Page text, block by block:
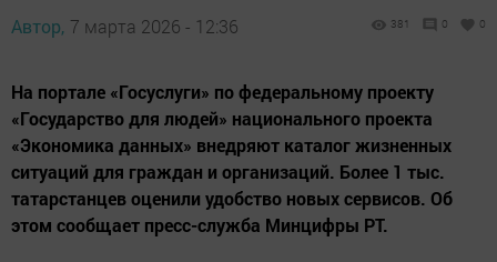
Автор, 7 марта 2026 - 12:36 381 0 0
На портале «Госуслуги» по федеральному проекту
«Государство для людей» национального проекта
«Экономика данных» внедряют каталог жизненных
ситуаций для граждан и организаций. Более 1 тыс.
татарстанцев оценили удобство новых сервисов. Об
этом сообщает пресс-служба Минцифры РТ.